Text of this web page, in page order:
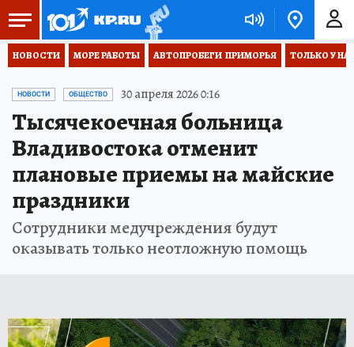
НОВОСТИ МОРЕ РАБОТЫ АВТОПРОБЕГИ  ПРИМОРЬЯ ТОЛЬКО У
НОВОСТИ ОБЩЕСТВО 30 апреля 2026 0:16
Тысячекоечная больница
Владивостока отменит
плановые приемы на майские
праздники
Сотрудники медучреждения будут
оказывать только неотложную помощь